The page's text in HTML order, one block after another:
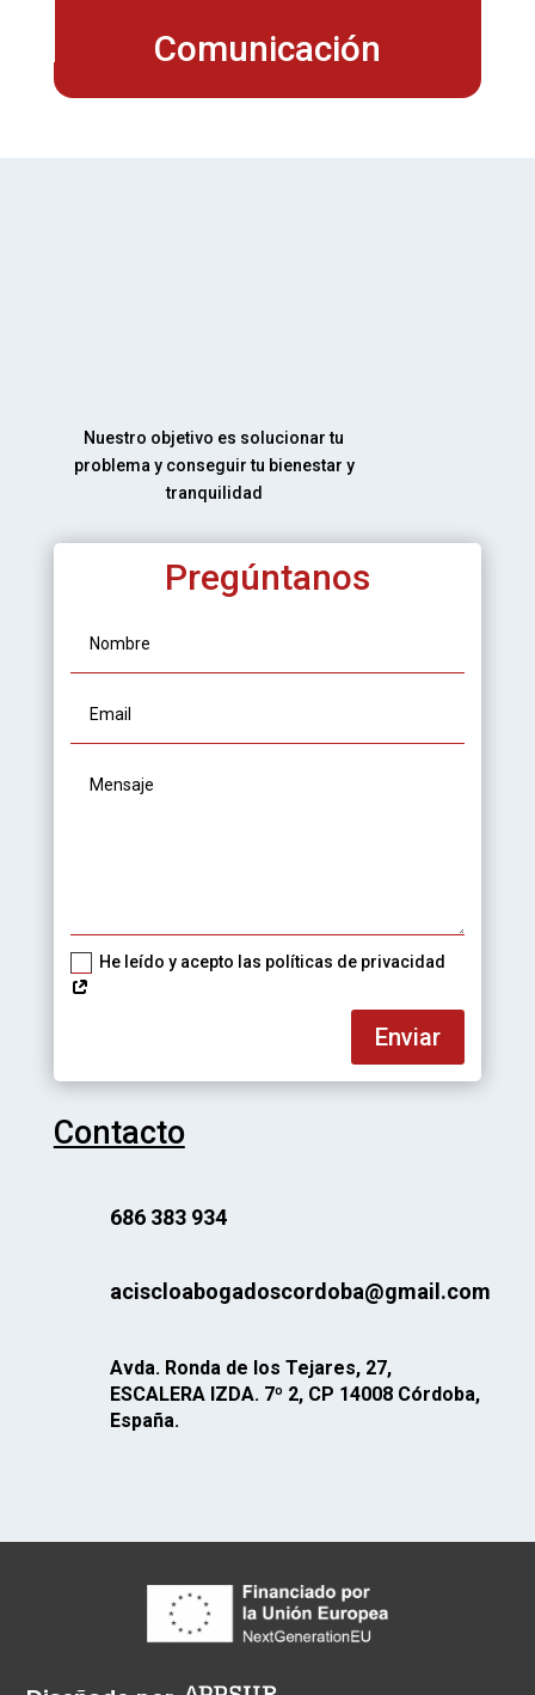
Comunicación
Nuestro objetivo es solucionar tu
problema y conseguir tu bienestar y
tranquilidad
Pregúntanos
He leído y acepto las políticas de privacidad
Enviar
Contacto
686 383 934
aciscloabogadoscordoba@gmail.com
Avda. Ronda de los Tejares, 27,
ESCALERA IZDA. 7º 2, CP 14008 Córdoba,
España.